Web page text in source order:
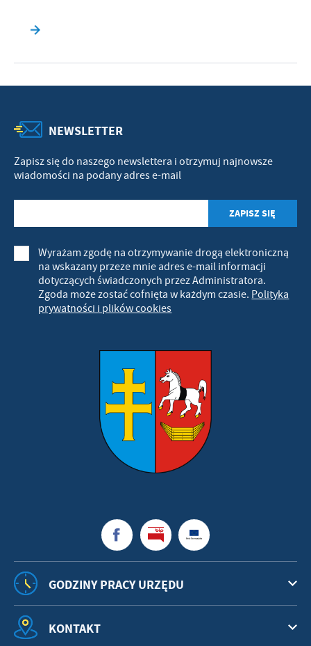
NEWSLETTER
Zapisz się do naszego newslettera i otrzymuj najnowsze
wiadomości na podany adres e-mail
Wyrażam zgodę na otrzymywanie drogą elektroniczną
na wskazany przeze mnie adres e-mail informacji
dotyczących świadczonych przez Administratora.
Zgoda może zostać cofnięta w każdym czasie. Polityka
prywatności i plików cookies
GODZINY PRACY URZĘDU
KONTAKT